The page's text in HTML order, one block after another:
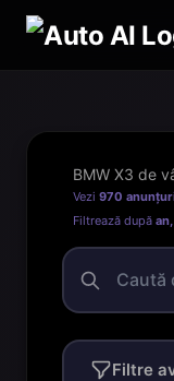
BMW X3 de
Vezi 970
Filtrează după
Filtre